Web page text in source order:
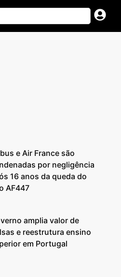
e Air France são
por negligência
16 anos da queda do
AF447
amplia valor de
e reestrutura ensino
em Portugal